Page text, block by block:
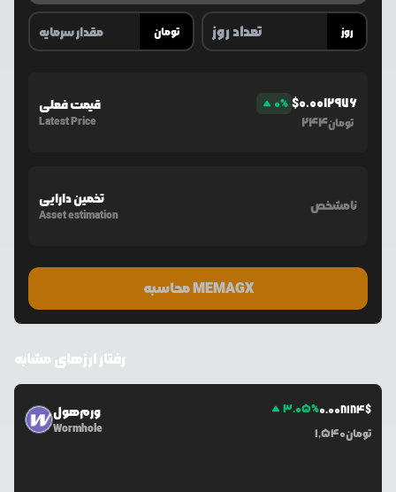
تومان روز
قیمت فعلی
Latest Price
0% $0.0012976
244تومان
تخمین دارایی
Asset estimation
نامشخص
محاسبه MEMAGX
رفتار ارزهای مشابه
ورم‌هول
Wormhole
3.05%0.008184$
1,540تومان